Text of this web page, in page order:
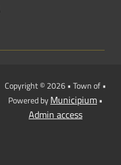
Copyright © 2026 • Town of •
Powered byMunicipium•
Admin access